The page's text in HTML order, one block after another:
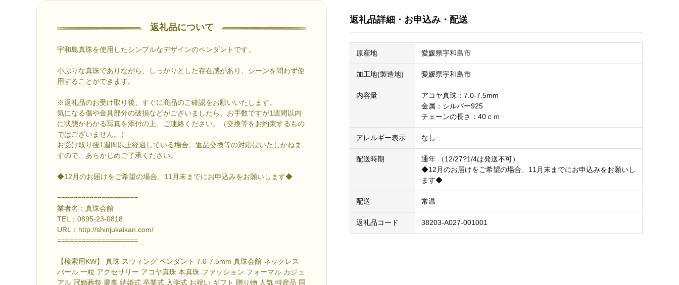
返礼品について
宇和島真珠を使用したシンプルなデザインのペンダントです。
小ぶりな真珠でありながら、しっかりとした存在感があり、シーンを問わず使
用することができます。
※返礼品のお受け取り後、すぐに商品のご確認をお願いいたします。
気になる傷や金具部分の破損などがございましたら、お手数ですが1週間以内
に状態がわかる写真を添付の上、ご連絡ください。（交換等をお約束するもの
ではございません。）
お受け取り後1週間以上経過している場合、返品交換等の対応はいたしかねま
すので、あらかじめご了承ください。
◆12月のお届けをご希望の場合、11月末までにお申込みをお願いします◆
====================
業者名：真珠会館
TEL：0895-23-0818
URL：http://shinjukaikan.com/
====================
【検索用KW】 真珠 スウィング ペンダント 7.0-7.5mm 真珠会館 ネックレス
パール 一粒 アクセサリー アコヤ真珠 本真珠 ファッション フォーマル カジュ
アル 冠婚葬祭 慶事 結婚式 卒業式 入学式 お祝い ギフト 贈り物 人気 特産品 国
返礼品詳細・お申込み・配送
原産地 愛媛県宇和島市
加工地(製造地) 愛媛県宇和島市
内容量
アコヤ真珠：7.0-7.5mm
金属：シルバー925
チェーンの長さ：40ｃｍ
アレルギー表示 なし
配送時期
通年 （12/27?1/4は発送不可）
◆12月のお届けをご希望の場合、11月末までにお申込みをお願いし
ます◆
配送 常温
返礼品コード 38203-A027-001001